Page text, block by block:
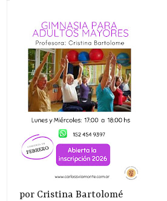
por Cristina Bartolomé